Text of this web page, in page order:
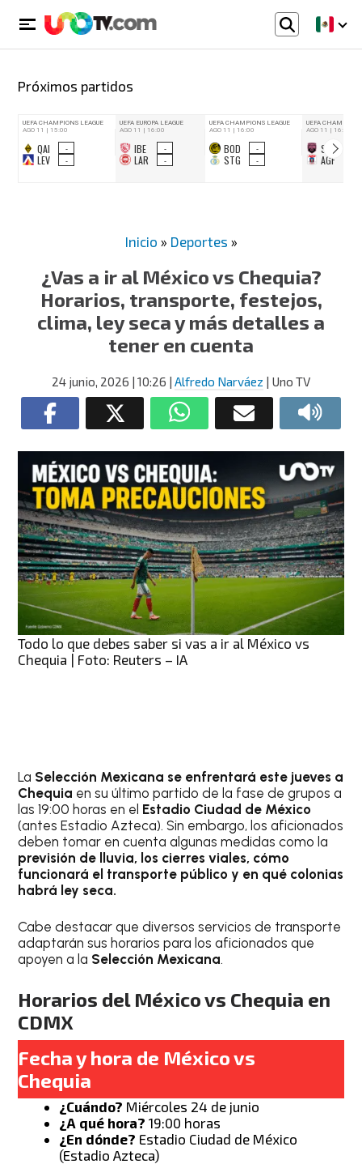
Próximos partidos
Inicio » Deportes »
¿Vas a ir al México vs Chequia?
Horarios, transporte, festejos,
clima, ley seca y más detalles a
tener en cuenta
24 junio, 2026 | 10:26 | Alfredo Narváez | Uno TV
Todo lo que debes saber si vas a ir al México vs
Chequia | Foto: Reuters – IA
La Selección Mexicana se enfrentará este jueves a
Chequia en su último partido de la fase de grupos a
las 19:00 horas en el Estadio Ciudad de México
(antes Estadio Azteca). Sin embargo, los aficionados
deben tomar en cuenta algunas medidas como la
previsión de lluvia, los cierres viales, cómo
funcionará el transporte público y en qué colonias
habrá ley seca.
Cabe destacar que diversos servicios de transporte
adaptarán sus horarios para los aficionados que
apoyen a la Selección Mexicana.
Horarios del México vs Chequia en
CDMX
Fecha y hora de México vs
Chequia
¿Cuándo? Miércoles 24 de junio
¿A qué hora? 19:00 horas
¿En dónde? Estadio Ciudad de México
(Estadio Azteca)